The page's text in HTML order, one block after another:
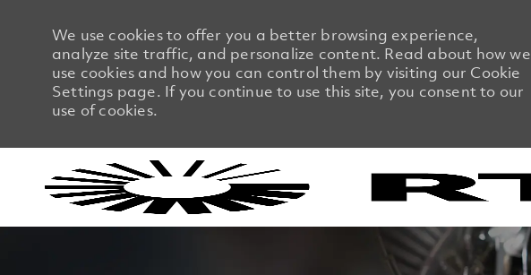
We use cookies to offer you a better browsing experience,
analyze site traffic, and personalize content. Read about how we
use cookies and how you can control them by visiting our Cookie
Settings page. If you continue to use this site, you consent to our
use of cookies.